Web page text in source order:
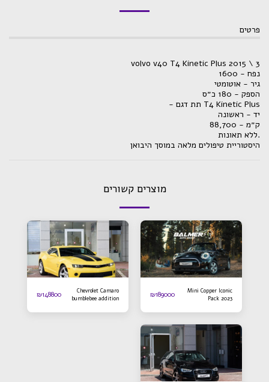
פרטים
volvo v40 T4 Kinetic Plus 2015 \ 3
נפח - 1600
גיר - אוטומטי
הספק - 180 כ״ס
T4 Kinetic Plus תת דגם -
יד - ראשונה
ק״מ - 88,700
.ללא תאונות
היסטוריית טיפולים מלאה במוסך היבואן
מוצרים קשורים
Mini Copper Iconic
Pack 2023
₪189000
Chevrolet Camaro
bumblebee addition
₪148800